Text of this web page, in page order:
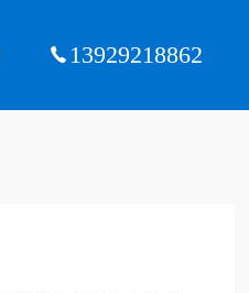
13929218862